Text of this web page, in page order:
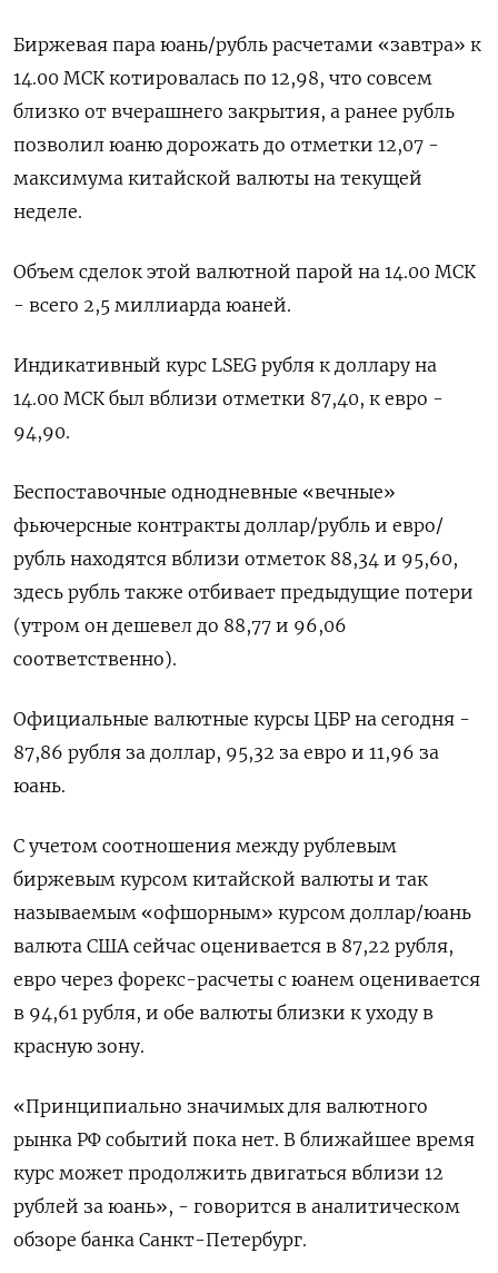
Биржевая пара юань/рубль расчетами «завтра» к
14.00 МСК котировалась по 12,98, что совсем
близко от вчерашнего закрытия, а ранее рубль
позволил юаню дорожать до отметки 12,07 -
максимума китайской валюты на текущей
неделе.
Объем сделок этой валютной парой на 14.00 МСК
- всего 2,5 миллиарда юаней.
Индикативный курс LSEG рубля к доллару на
14.00 МСК был вблизи отметки 87,40, к евро -
94,90.
Беспоставочные однодневные «вечные»
фьючерсные контракты доллар/рубль и евро/
рубль находятся вблизи отметок 88,34 и 95,60,
здесь рубль также отбивает предыдущие потери
(утром он дешевел до 88,77 и 96,06
соответственно).
Официальные валютные курсы ЦБР на сегодня -
87,86 рубля за доллар, 95,32 за евро и 11,96 за
юань.
С учетом соотношения между рублевым
биржевым курсом китайской валюты и так
называемым «офшорным» курсом доллар/юань
валюта США сейчас оценивается в 87,22 рубля,
евро через форекс-расчеты с юанем оценивается
в 94,61 рубля, и обе валюты близки к уходу в
красную зону.
«Принципиально значимых для валютного
рынка РФ событий пока нет. В ближайшее время
курс может продолжить двигаться вблизи 12
рублей за юань», - говорится в аналитическом
обзоре банка Санкт-Петербург.